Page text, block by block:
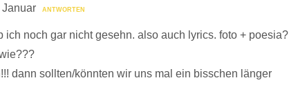
Januar ANTWORTEN
ich noch gar nicht gesehn. also auch lyrics. foto + poesia?
dann sollten/könnten wir uns mal ein bisschen länger